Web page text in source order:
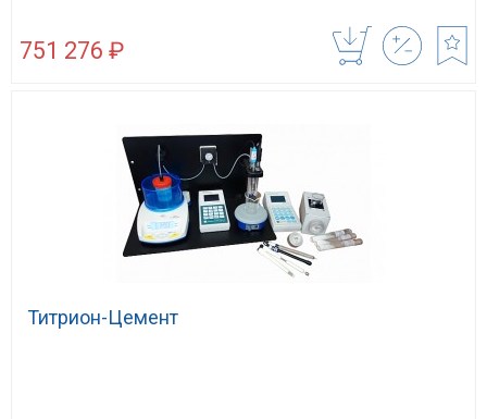
751 276 ₽
Титрион-Цемент